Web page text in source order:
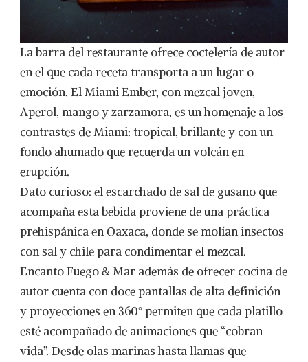
La barra del restaurante ofrece coctelería de autor
en el que cada receta transporta a un lugar o
emoción. El Miami Ember, con mezcal joven,
Aperol, mango y zarzamora, es un homenaje a los
contrastes de Miami: tropical, brillante y con un
fondo ahumado que recuerda un volcán en
erupción.
Dato curioso: el escarchado de sal de gusano que
acompaña esta bebida proviene de una práctica
prehispánica en Oaxaca, donde se molían insectos
con sal y chile para condimentar el mezcal.
Encanto Fuego & Mar además de ofrecer cocina de
autor cuenta con doce pantallas de alta definición
y proyecciones en 360° permiten que cada platillo
esté acompañado de animaciones que “cobran
vida”. Desde olas marinas hasta llamas que